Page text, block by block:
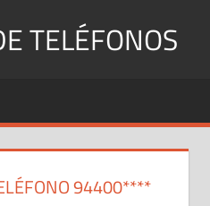
TELÉFONOS
94400****